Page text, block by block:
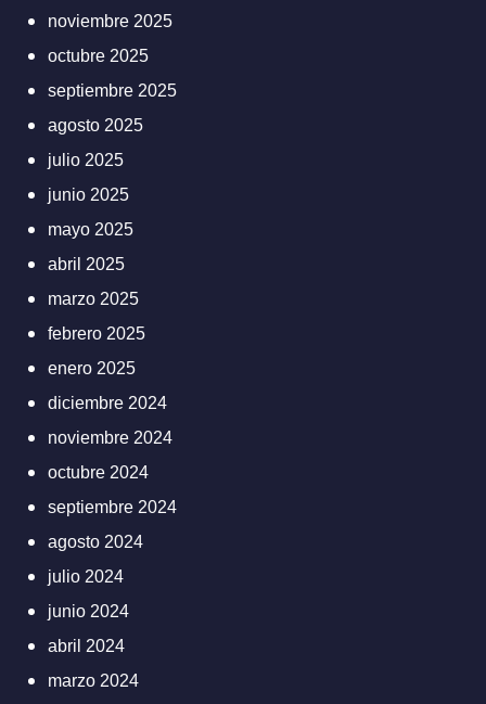
noviembre 2025
octubre 2025
septiembre 2025
agosto 2025
julio 2025
junio 2025
mayo 2025
abril 2025
marzo 2025
febrero 2025
enero 2025
diciembre 2024
noviembre 2024
octubre 2024
septiembre 2024
agosto 2024
julio 2024
junio 2024
abril 2024
marzo 2024